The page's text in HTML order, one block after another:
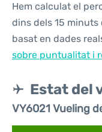
Hem calculat el
dins dels 15 minuts
basat en dades
sobre puntualitat i
Estat del
VY6021 Vueling